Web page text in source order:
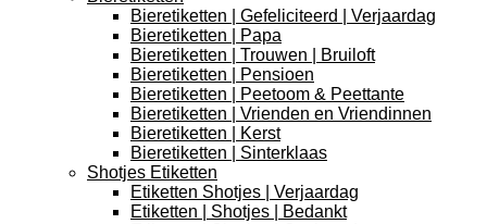
Bieretiketten | Gefeliciteerd | Verjaardag
Bieretiketten | Papa
Bieretiketten | Trouwen | Bruiloft
Bieretiketten | Pensioen
Bieretiketten | Peetoom & Peettante
Bieretiketten | Vrienden en Vriendinnen
Bieretiketten | Kerst
Bieretiketten | Sinterklaas
Shotjes Etiketten
Etiketten Shotjes | Verjaardag
Etiketten | Shotjes | Bedankt